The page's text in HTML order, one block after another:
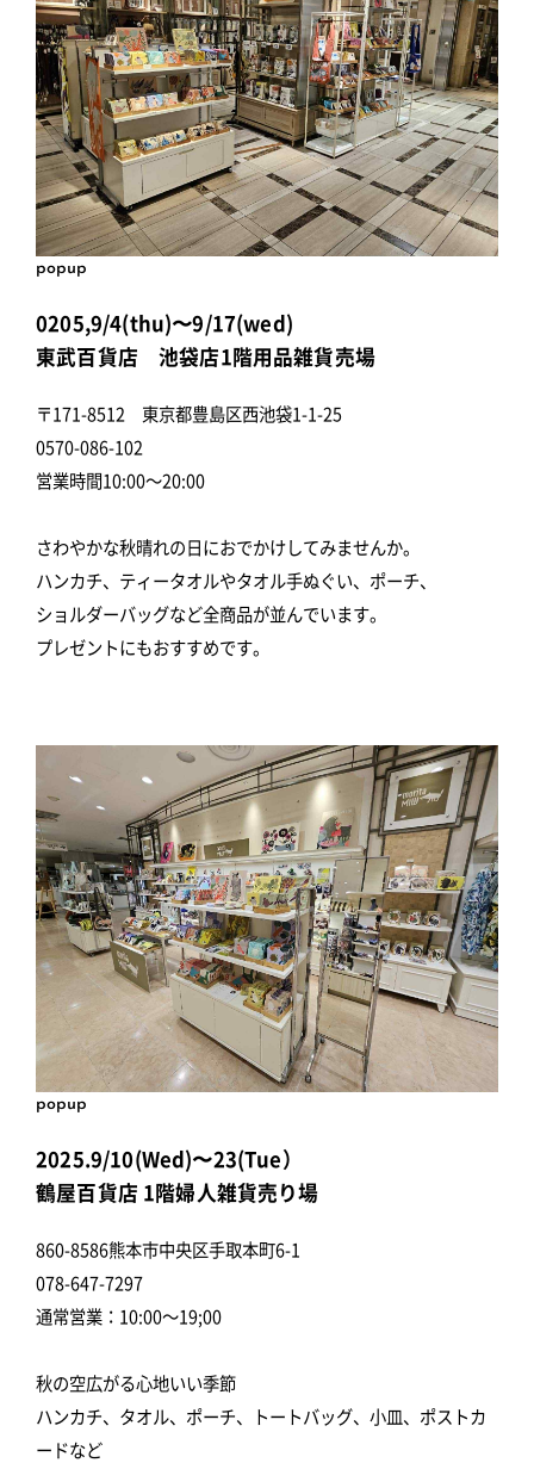
popup
0205,9/4(thu)〜9/17(wed)
東武百貨店 池袋店1階用品雑貨売場
〒171-8512 東京都豊島区西池袋1-1-25
0570-086-102
営業時間10:00～20:00
さわやかな秋晴れの日におでかけしてみませんか。
ハンカチ、ティータオルやタオル手ぬぐい、ポーチ、
ショルダーバッグなど全商品が並んでいます。
プレゼントにもおすすめです。
popup
2025.9/10(Wed)〜23(Tue）
鶴屋百貨店 1階婦人雑貨売り場
860-8586熊本市中央区手取本町6-1
078-647-7297
通常営業：10:00～19;00
秋の空広がる心地いい季節
ハンカチ、タオル、ポーチ、トートバッグ、小皿、ポストカ
ードなど